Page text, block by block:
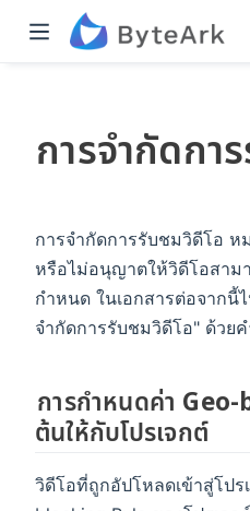
การจำกัดกา
การจำกัดการรับชมวิดีโอ
หรือไม่อนุญาตให้วิดีโอสาม
กำหนด ในเอกสารต่อจากนี้
จำกัดการรับชมวิดีโอ" ด้วย
การกำหนดค่า
ต้นให้กับโปรเจกต์
วิดีโอที่ถูกอัปโหลดเข้าสู่โป